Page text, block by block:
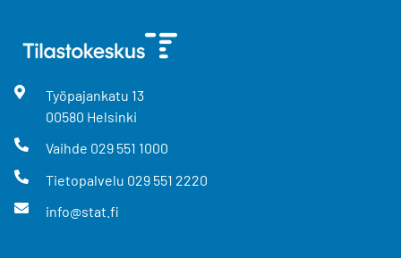
Työpajankatu 13
00580 Helsinki
Vaihde 029 551 1000
Tietopalvelu 029 551 2220
info@stat.fi